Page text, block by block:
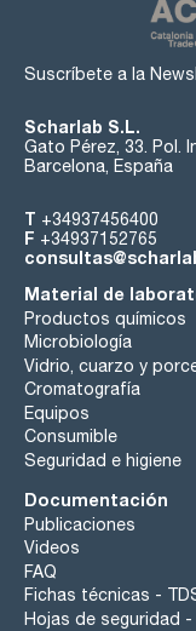
Suscríbete a la
Scharlab S.L.
Gato Pérez, 33. Pol.
Barcelona, España
T +34937456400
F +34937152765
Material de
Productos químicos
Microbiología
Vidrio, cuarzo y
Cromatografía
Equipos
Consumible
Seguridad e higiene
Documentación
Publicaciones
Videos
FAQ
Fichas técnicas -
Hojas de seguridad -